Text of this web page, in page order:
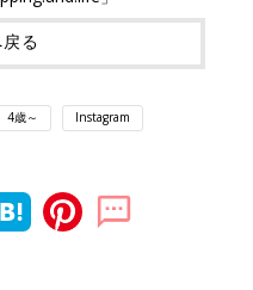
る
4歳～ Instagram